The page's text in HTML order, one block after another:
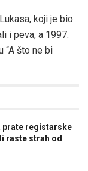
koji je bio
i peva, a 1997.
“A što ne bi
prate registarske
raste strah od